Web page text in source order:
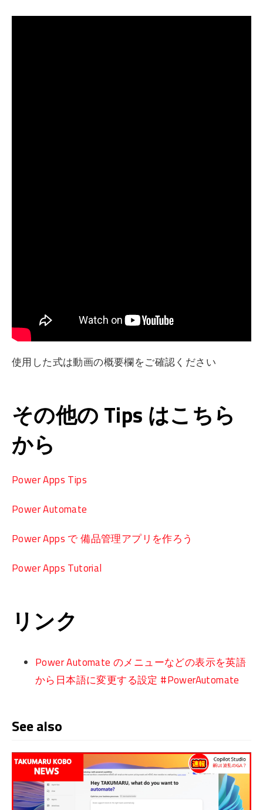
使用した式は動画の概要欄をご確認ください
その他の Tips はこちら
から
Power Apps Tips
Power Automate
Power Apps で 備品管理アプリを作ろう
Power Apps Tutorial
リンク
Power Automate のメニューなどの表示を英語
から日本語に変更する設定 #PowerAutomate
See also